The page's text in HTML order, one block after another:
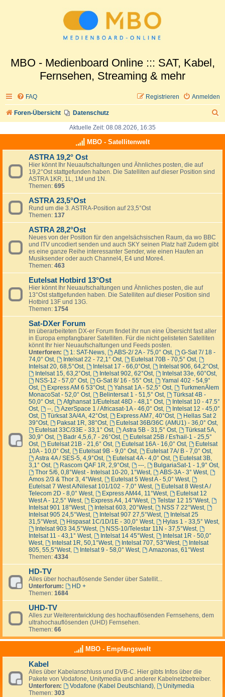
MBO - Medienboard Online ::: SAT, Kabel,
Fernsehen, Streaming & mehr
FAQ Anmelden
Registrieren
Foren-Übersicht Datenschutz
h
Aktuelle Zeit: 08.08.2026, 16:35
MBO - Satellitenwelt
ASTRA 19,2° Ost
Hier könnt Ihr Neuaufschaltungen und Ähnliches posten, die auf
19,2°Ost stattgefunden haben. Die Satelliten auf dieser Position sind
ASTRA 1KR, 1L, 1M und 1N.
Themen: 695
ASTRA 23,5°Ost
Rund um die 3. ASTRA-Position auf 23,5°Ost
Themen: 137
ASTRA 28,2°Ost
Neues von der Position für den angelsächsischen Raum, da wo BBC
und ITV uncodiert senden und auch SKY seinen Platz hat! Zudem gibt
es eine ganze Reihe interessanter Sender, wie einen Haufen an
Musiksender oder auch Channel4, E4 und More4.
Themen: 463
Eutelsat Hotbird 13°Ost
Hier könnt Ihr Neuaufschaltungen und Ähnliches posten, die auf
13°Ost stattgefunden haben. Die Satelliten auf dieser Position sind
Hotbird 13F und 13G.
Themen: 1754
Sat-DXer Forum
Im überarbeiteten DX-er Forum findet ihr nun eine Übersicht fast aller
in Europa empfangbarer Satelliten. Für die nicht gelisteten Satelliten
könnt Ihr hier Neuaufschaltungen und Feeds posten.
Unterforen:
1: SAT-News, ABS-2/ 2A - 75,0° Ost,
G-Sat 7/ 18 -
74,0° Ost, Intelsat 22 - 72,1° Ost, Eutelsat 70B - 70,5° Ost,
Intelsat 20, 68,5°Ost, Intelsat 17 - 66,0°Ost, Intelsat 906, 64,2°Ost,
Intelsat 15, 63,2°Ost, Intelsat 902, 62°Ost, Intelsat 33e, 60°Ost,
NSS-12 - 57,0° Ost, G-Sat 8/ 16 - 55° Ost,
Yamal 402 - 54,9°
Ost, Express AM 6 53°Ost, Yahsat 1A - 52,5° Ost,
TurkmenÄlem
MonacoSat - 52,0° Ost, Belintersat 1 - 51,5° Ost,
Türksat 4B -
50,0° Ost, Afghansat 1/Eutelsat 48D - 48,1° Ost,
Intelsat 10 - 47.5°
Ost, --, AzerSpace 1 / Africasat-1A - 46,0° Ost,
Intelsat 12 - 45,0°
Ost, Türksat 3A/4A, 42°Ost, Express AM7, 40°Ost,
Hellas Sat 2
39°Ost, Paksat 1R, 38°Ost, Eutelsat 36B/36C (AMU1) - 36,0° Ost,
Eutelsat 33C/33E - 33,1° Ost, Astra 5B - 31,5° Ost,
Türksat 5A,
30,9° Ost, Badr 4,5,6,7 - 26°Ost,
Eutelsat 25B / Es'hail-1 - 25,5°
Ost, Eutelsat 21B - 21,6° Ost, Eutelsat 16A - 16,0° Ost,
Eutelsat
10A - 10,0° Ost, Eutelsat 9B - 9,0° Ost, Eutelsat 7A/ B - 7,0° Ost,
Astra 4A / SES-5, 4,9°Ost, Eutelsat 4A - 4,0° Ost,
Eutelsat 3B,
3,1° Ost, Rascom QAF 1R, 2,9°Ost, ---, BulgariaSat-1 - 1,9° Ost,
Thor 5/6, 0,8°West - Intelsat 10-20, 1°West, ABS-3A - 3° West,
Amos 2/3 & Thor 3, 4°West, Eutelsat 5 West A - 5,0° West,
Eutelsat 7 West A/Nilesat 101/102 - 7,0° West,
Eutelsat 8 West A /
Telecom 2D - 8,0° West, Express AM44, 11°West,
Eutelsat 12
West A - 12,5° West, Express A4, 14°West, Telstar 12 15°West,
Intelsat 901 18°West, Intelsat 603, 20°West, NSS 7 22°West,
Intelsat 905 24,5°West, Intelsat 907 27,5°West,
Intelsat 25
31,5°West, Hispasat 1C/1D/1E - 30,0° West, Hylas 1 - 33,5° West,
Intelsat 903 34,5°West, NSS-10/Telestar 11N - 37,5°West,
Intelsat 11 - 43,1° West, Intelsat 14 45°West,
Intelsat 1R - 50,0°
West, Intelsat 1R, 50,1°West, Intelsat 707, 53°West,
Intelsat
805, 55,5°West, Intelsat 9 - 58,0° West,
Amazonas, 61°West
Themen: 4334
HD-TV
Alles über hochauflösende Sender über Satellit...
Unterforum:
HD +
Themen: 1684
UHD-TV
Alles zur Weiterentwicklung des hochauflösenden Fernsehens, dem
ultrahochauflösenden (UHD) Fernsehen.
Themen: 66
MBO - Empfangswelt
Kabel
Alles über Kabelanschluss und DVB-C. Hier gibts Infos über die
Pakete von Vodafone, Unitymedia und anderer Kabelnetzbetreiber.
Unterforen:
Vodafone (Kabel Deutschland),
Unitymedia
Themen: 303